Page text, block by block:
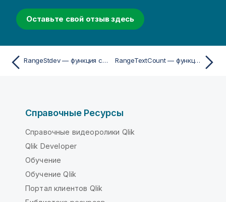
Оставьте свой отзыв здесь
RangeStdev — функция скриптa и диаграммы RangeTextCount — функция скриптa и диаграммы
Справочные Ресурсы
Справочные видеоролики Qlik
Qlik Developer
Обучение
Обучение Qlik
Портал клиентов Qlik